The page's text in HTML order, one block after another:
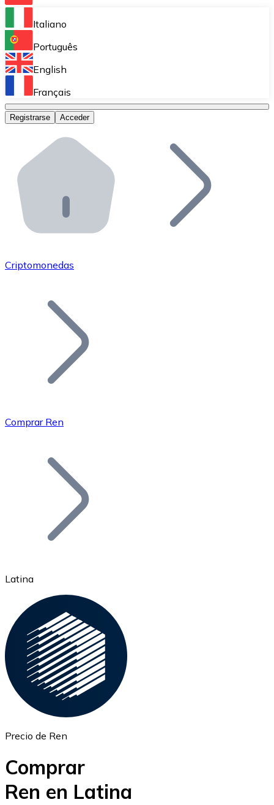
Bitnovo Ramp
Integra nuestra solución en tu plataforma.
Bitnovo Giftcards
Bitnovo OTC
Bitnovo ATM
Integra un ATM Bitnovo en tu negocio y permite que
Bitnovo API
Integra nuestra API en tu ecosistema.
Únete a nuestra red de distribuidores.
Añade tu proyecto a nuestro ecosistema.
Bitcoin
Ethereum
ETH
Italiano
Português
English
Français
Registrarse Acceder
Criptomonedas
Comprar Ren
Latina
Precio de Ren
Comprar
Ren en Latina